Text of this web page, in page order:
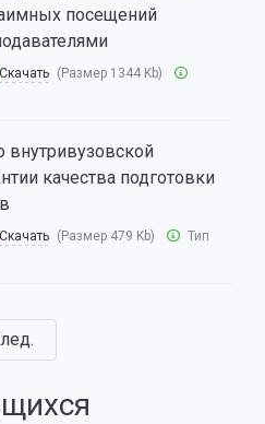
посещений
Скачать (Размер 1344 Kb)
качества подготовки
Скачать (Размер 479 Kb)
Тип